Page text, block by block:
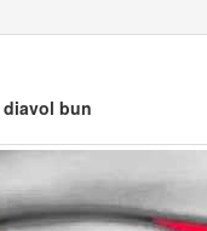
diavol bun